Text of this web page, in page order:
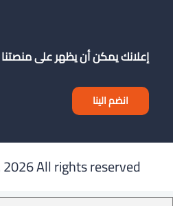
إعلانك يمكن أن يظهر على منصتنا
انضم الينا
2026 All rights reserved ©